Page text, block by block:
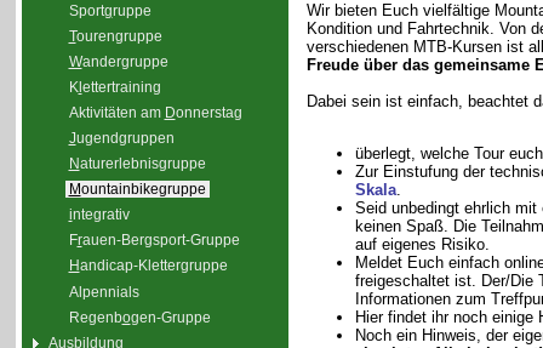
Sportgruppe
Tourengruppe
Wandergruppe
Kl ettertraining
Aktivitäten am Donnerstag
Jugendgruppen
Naturerlebnisgruppe
Mountainbikegruppe
integrativ
Frauen-Bergsport-Gruppe
Handicap-Klettergruppe
Alpennials
Regenbogen-Gruppe
Ausbildung
Wir bieten Euch vielfältige
Kondition und Fahrtechnik. Von
verschiedenen MTB-Kursen ist
Freude über das gemeinsame
Dabei sein ist einfach, beachtet
überlegt, welche Tour
Zur Einstufung der
Skala.
Seid unbedingt ehrlich
keinen Spaß. Die
auf eigenes Risiko.
Meldet Euch einfach
freigeschaltet ist. Der/Die
Informationen zum
Hier findet ihr noch
Noch ein Hinweis, der